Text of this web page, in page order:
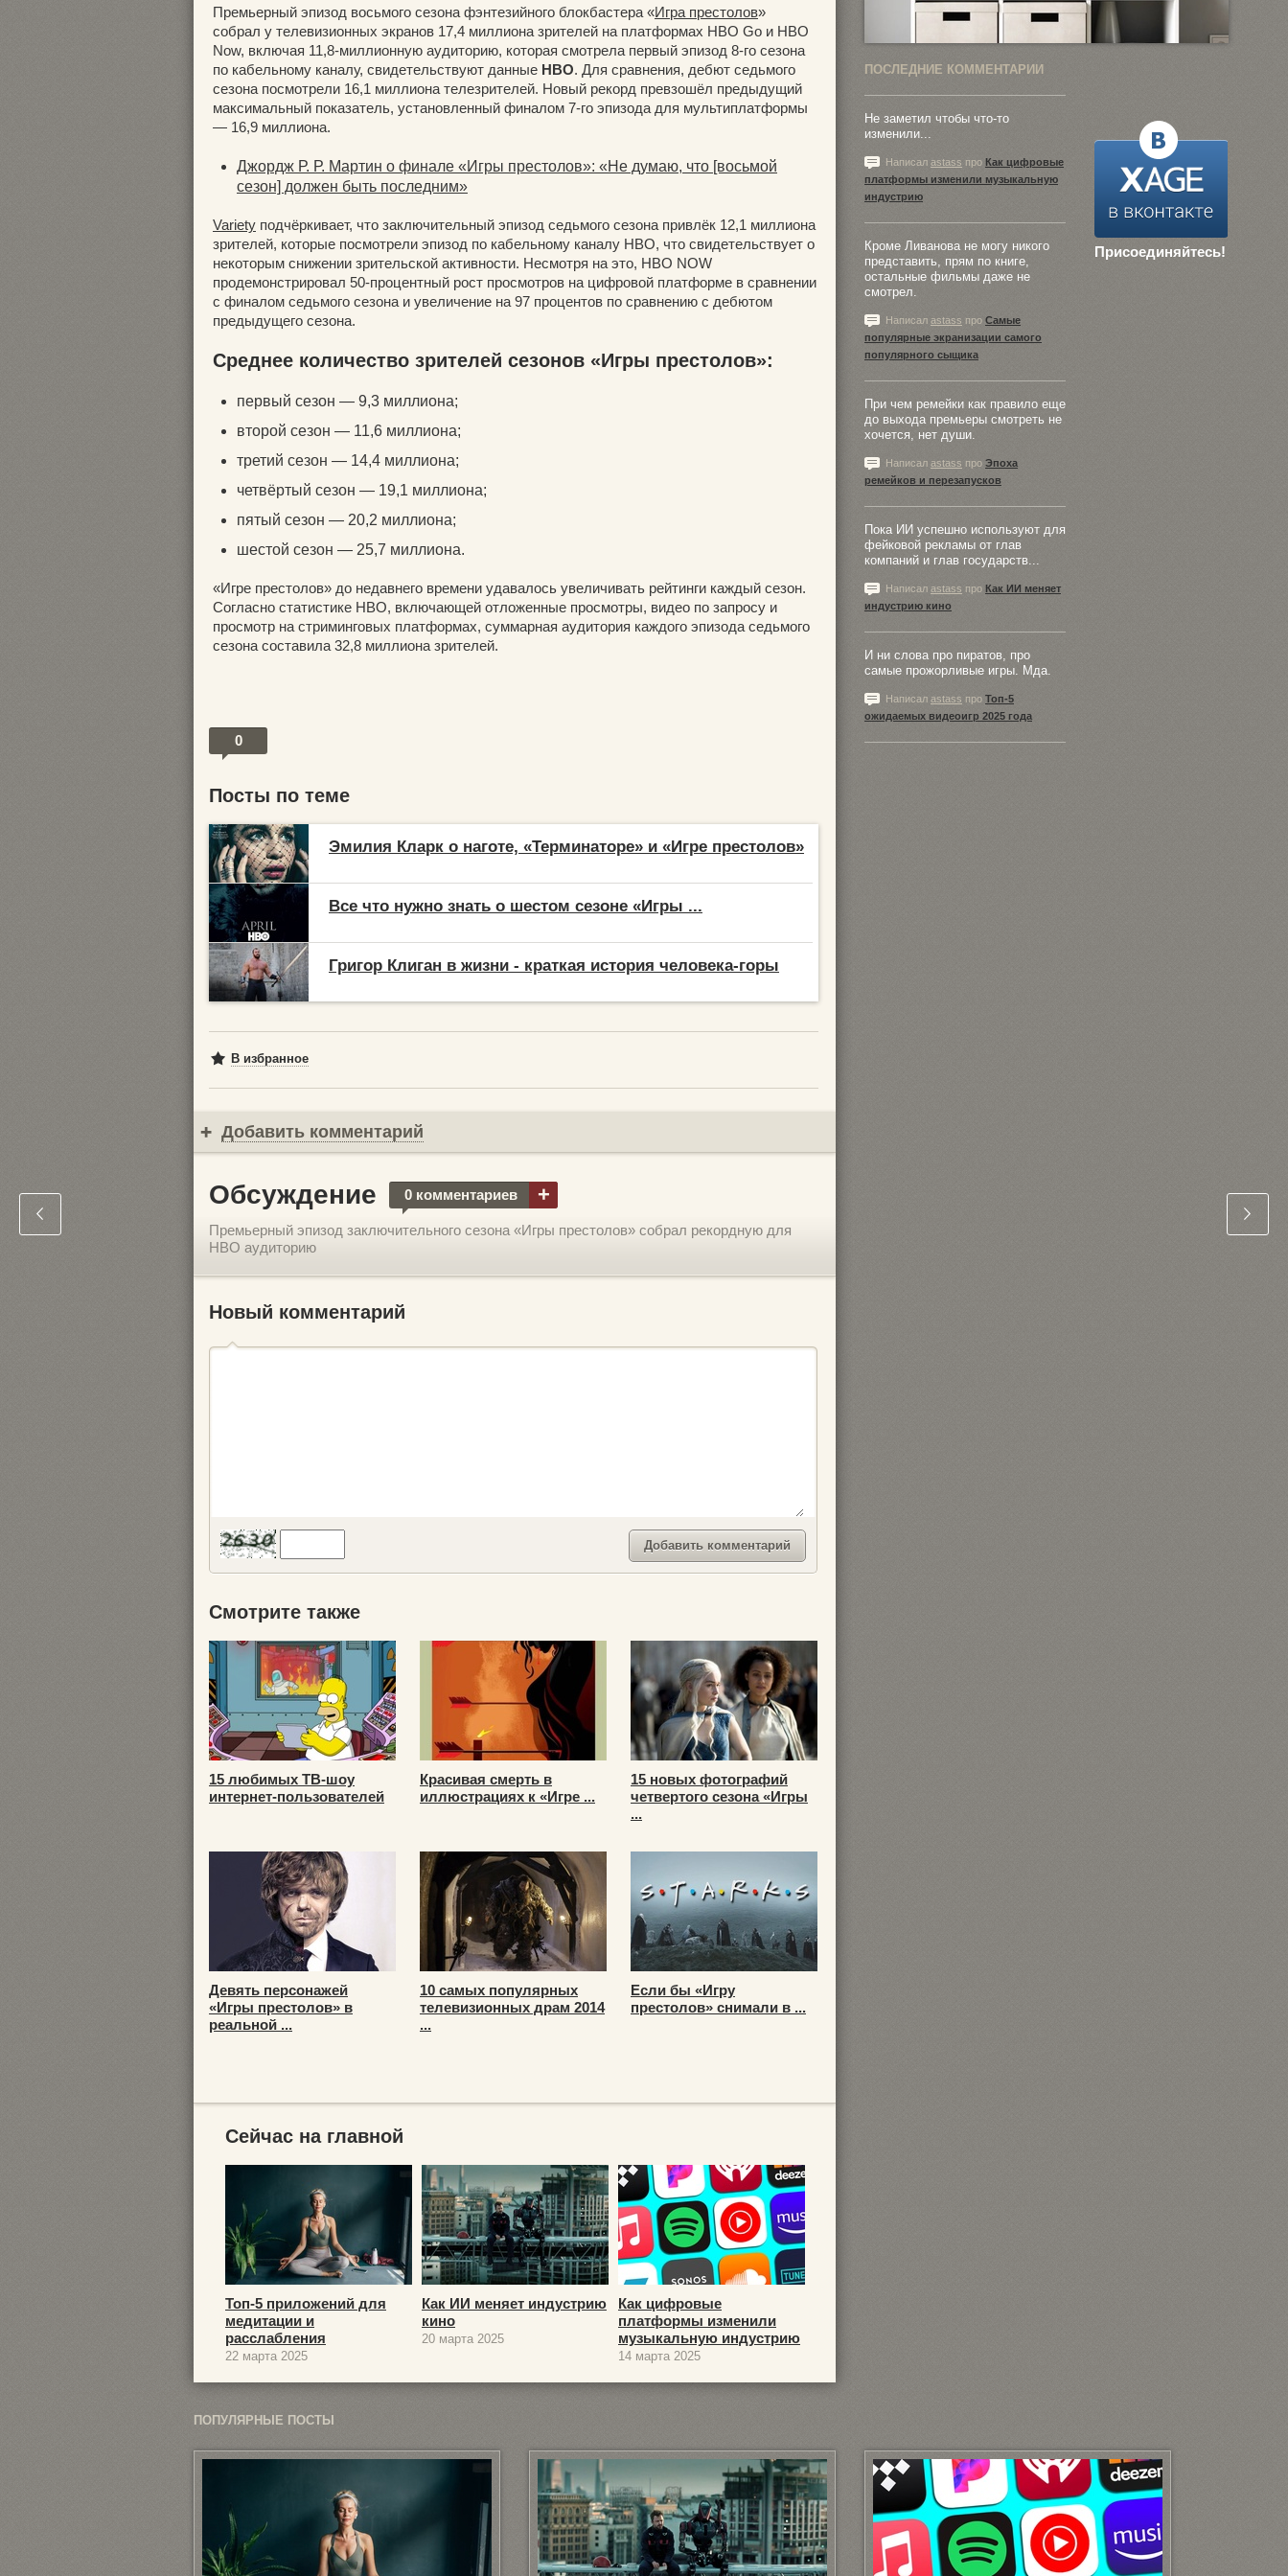
Премьерный эпизод восьмого сезона фэнтезийного блокбастера «Игра престолов»
собрал у телевизионных экранов 17,4 миллиона зрителей на платформах HBO Go и HBO
Now, включая 11,8-миллионную аудиторию, которая смотрела первый эпизод 8-го сезона
по кабельному каналу, свидетельствуют данные HBO. Для сравнения, дебют седьмого
сезона посмотрели 16,1 миллиона телезрителей. Новый рекорд превзошёл предыдущий
максимальный показатель, установленный финалом 7-го эпизода для мультиплатформы
— 16,9 миллиона.
Джордж Р. Р. Мартин о финале «Игры престолов»: «Не думаю, что [восьмой
сезон] должен быть последним»
Variety подчёркивает, что заключительный эпизод седьмого сезона привлёк 12,1 миллиона
зрителей, которые посмотрели эпизод по кабельному каналу HBO, что свидетельствует о
некоторым снижении зрительской активности. Несмотря на это, HBO NOW
продемонстрировал 50-процентный рост просмотров на цифровой платформе в сравнении
с финалом седьмого сезона и увеличение на 97 процентов по сравнению с дебютом
предыдущего сезона.
Среднее количество зрителей сезонов «Игры престолов»:
первый сезон — 9,3 миллиона;
второй сезон — 11,6 миллиона;
третий сезон — 14,4 миллиона;
четвёртый сезон — 19,1 миллиона;
пятый сезон — 20,2 миллиона;
шестой сезон — 25,7 миллиона.
«Игре престолов» до недавнего времени удавалось увеличивать рейтинги каждый сезон.
Согласно статистике HBO, включающей отложенные просмотры, видео по запросу и
просмотр на стриминговых платформах, суммарная аудитория каждого эпизода седьмого
сезона составила 32,8 миллиона зрителей.
0
Посты по теме
Эмилия Кларк о наготе, «Терминаторе» и «Игре престолов»
Все что нужно знать о шестом сезоне «Игры ...
Григор Клиган в жизни - краткая история человека-горы
В избранное
Добавить комментарий
Обсуждение 0 комментариев +
Премьерный эпизод заключительного сезона «Игры престолов» собрал рекордную для
HBO аудиторию
Новый комментарий
Смотрите также
15 любимых ТВ-шоу
интернет-пользователей
Красивая смерть в
иллюстрациях к «Игре ...
15 новых фотографий
четвертого сезона «Игры
...
Девять персонажей
«Игры престолов» в
реальной ...
10 самых популярных
телевизионных драм 2014
...
Если бы «Игру
престолов» снимали в ...
Сейчас на главной
Топ-5 приложений для
медитации и
расслабления
22 марта 2025
Как ИИ меняет индустрию
кино
20 марта 2025
Как цифровые
платформы изменили
музыкальную индустрию
14 марта 2025
ПОСЛЕДНИЕ КОММЕНТАРИИ
Присоединяйтесь!
Не заметил чтобы что-то
изменили...
Написал astass про Как цифровые
платформы изменили музыкальную
индустрию
Кроме Ливанова не могу никого
представить, прям по книге,
остальные фильмы даже не
смотрел.
Написал astass про Самые
популярные экранизации самого
популярного сыщика
При чем ремейки как правило еще
до выхода премьеры смотреть не
хочется, нет души.
Написал astass про Эпоха
ремейков и перезапусков
Пока ИИ успешно используют для
фейковой рекламы от глав
компаний и глав государств...
Написал astass про Как ИИ меняет
индустрию кино
И ни слова про пиратов, про
самые прожорливые игры. Мда.
Написал astass про Топ-5
ожидаемых видеоигр 2025 года
ПОПУЛЯРНЫЕ ПОСТЫ